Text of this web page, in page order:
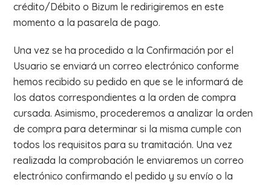
crédito/Débito o Bizum le redirigiremos en este
momento a la pasarela de pago.
Una vez se ha procedido a la Confirmación por el
Usuario se enviará un correo electrónico conforme
hemos recibido su pedido en que se le informará de
los datos correspondientes a la orden de compra
cursada. Asimismo, procederemos a analizar la orden
de compra para determinar si la misma cumple con
todos los requisitos para su tramitación. Una vez
realizada la comprobación le enviaremos un correo
electrónico confirmando el pedido y su envío o la